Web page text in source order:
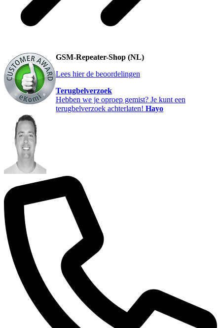
GSM-Repeater-Shop (NL)
Lees hier de beoordelingen
Terugbelverzoek
Hebben we je oproep gemist? Je kunt een
terugbelverzoek achterlaten! Hayo